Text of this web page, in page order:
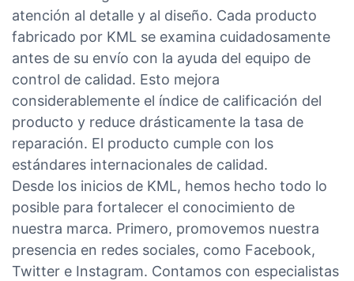
atención al detalle y al diseño. Cada producto
fabricado por KML se examina cuidadosamente
antes de su envío con la ayuda del equipo de
control de calidad. Esto mejora
considerablemente el índice de calificación del
producto y reduce drásticamente la tasa de
reparación. El producto cumple con los
estándares internacionales de calidad.
Desde los inicios de KML, hemos hecho todo lo
posible para fortalecer el conocimiento de
nuestra marca. Primero, promovemos nuestra
presencia en redes sociales, como Facebook,
Twitter e Instagram. Contamos con especialistas